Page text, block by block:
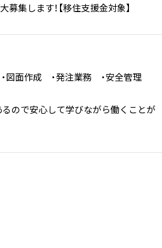
集します！【移住支援金対象】
図面作成 ・発注業務 ・安全管理
ので安心して学びながら働くことが